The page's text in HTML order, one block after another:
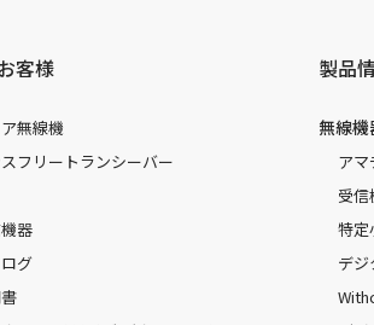
客様
無線機
フリートランシーバー
器
グ
製品
無線機
ア
受信
特定
デ